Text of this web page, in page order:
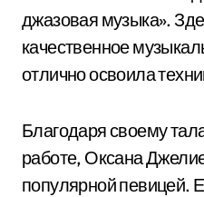
джазовая музыка».
качественное
отлично освоила
Благодаря своему
работе, Оксана
популярной певицей.